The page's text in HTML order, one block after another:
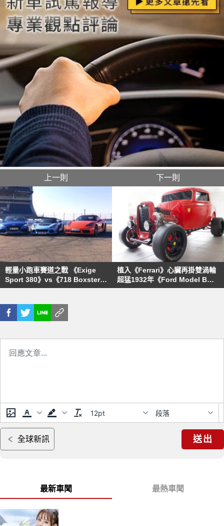
上一則
輕量小跑車賽道之戰 《Exige
Sport 380》vs《718 Boxster
S》vs《TT RS》
下一則
植入《Ferrari》心臟再掛雙渦輪
超猛1932年《Ford Model B
Coupe》狂發950hp暴力
12pt 段落
全球新訊 送出
最新車聞 最熱車聞